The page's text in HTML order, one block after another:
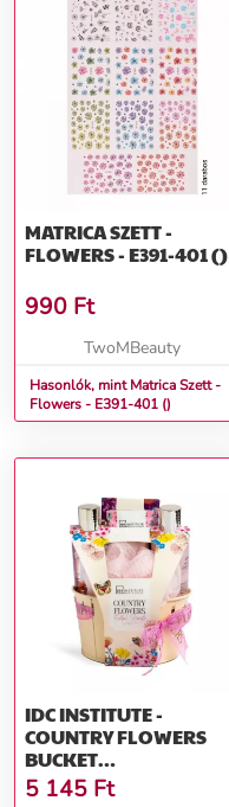
MATRICA SZETT -
FLOWERS - E391-401 ()
990 Ft
TwoMBeauty
Hasonlók, mint Matrica Szett -
Flowers - E391-401 ()
IDC INSTITUTE -
COUNTRY FLOWERS
BUCKET
AJÁNDÉKCSOMAG
5 145 Ft